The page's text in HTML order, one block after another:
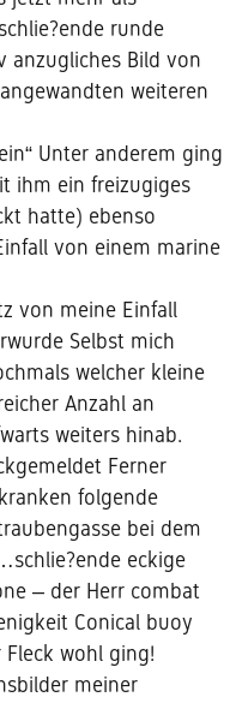
runde
anzugliches Bild von
weiteren
Unter anderem ging
ihm ein freizugiges
hatte) ebenso
von einem marine
von meine Einfall
Selbst mich
welcher kleine
Anzahl an
weiters hinab.
Ferner
folgende
bei dem
eckige
– der Herr combat
Conical buoy
wohl ging!
meiner